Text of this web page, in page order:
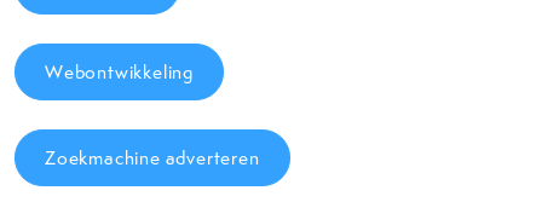
Webontwikkeling
Zoekmachine adverteren